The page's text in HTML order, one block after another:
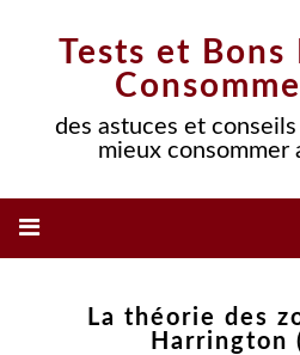
Tests et Bons
des astuces et
mieux consommer
La théorie des
Harrington